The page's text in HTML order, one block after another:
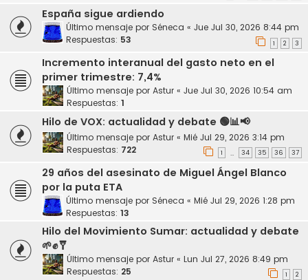
España sigue ardiendo
Último mensaje por Séneca « Jue Jul 30, 2026 8:44 pm
Respuestas: 53 1 2 3
Incremento interanual del gasto neto en el
primer trimestre: 7,4%
Último mensaje por Astur « Jue Jul 30, 2026 10:54 am
Respuestas: 1
Hilo de VOX: actualidad y debate 🟢📊📢
Último mensaje por Astur « Mié Jul 29, 2026 3:14 pm
Respuestas: 722 1 … 34 35 36 37
29 años del asesinato de Miguel Ángel Blanco
por la puta ETA
Último mensaje por Séneca « Mié Jul 29, 2026 1:28 pm
Respuestas: 13
Hilo del Movimiento Sumar: actualidad y debate
🌱✊🩼
Último mensaje por Astur « Lun Jul 27, 2026 8:49 pm
Respuestas: 25 1 2